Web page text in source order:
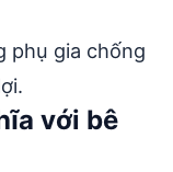
phụ gia chống
với bê